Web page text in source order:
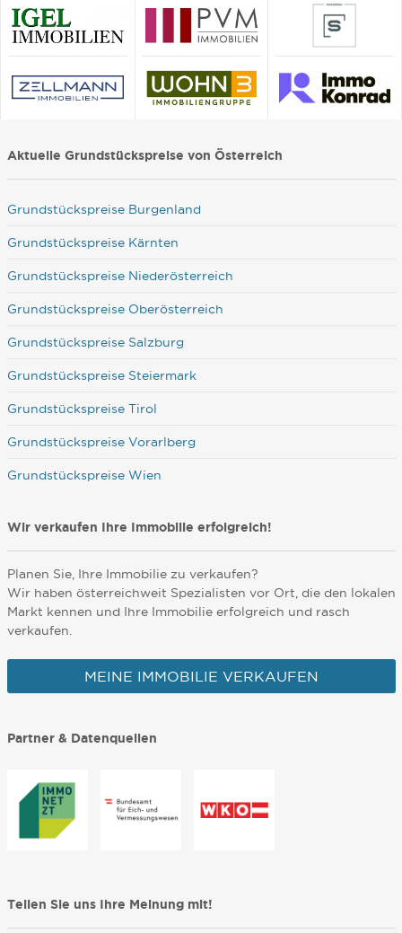
Aktuelle Grundstückspreise von Österreich
Grundstückspreise Burgenland
Grundstückspreise Kärnten
Grundstückspreise Niederösterreich
Grundstückspreise Oberösterreich
Grundstückspreise Salzburg
Grundstückspreise Steiermark
Grundstückspreise Tirol
Grundstückspreise Vorarlberg
Grundstückspreise Wien
Wir verkaufen Ihre Immobilie erfolgreich!
Planen Sie, Ihre Immobilie zu verkaufen?
Wir haben österreichweit Spezialisten vor Ort, die den lokalen
Markt kennen und Ihre Immobilie erfolgreich und rasch
verkaufen.
MEINE IMMOBILIE VERKAUFEN
Partner & Datenquellen
Teilen Sie uns Ihre Meinung mit!